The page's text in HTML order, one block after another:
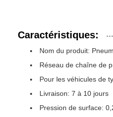
Caractéristiques:
Nom du produit:
Réseau de chaîne de
Pour les véhicules de
Livraison: 7 à 10 jours
Pression de surface: